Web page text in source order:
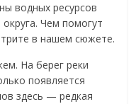
водных ресурсов
Чем помогут
в нашем сюжете.
На берег реки
появляется
здесь — редкая